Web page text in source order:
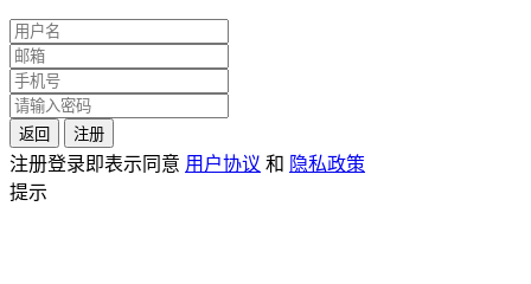
返回 注册
注册登录即表示同意 用户协议 和 隐私政策
提示